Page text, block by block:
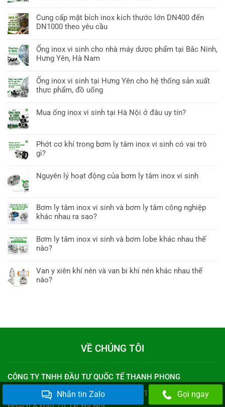
Cung cấp mặt bích inox kích thước lớn DN400 đến
DN1000 theo yêu cầu
Ống inox vi sinh cho nhà máy dược phẩm tại Bắc Ninh,
Hưng Yên, Hà Nam
Ống inox vi sinh tại Hưng Yên cho hệ thống sản xuất
thực phẩm, đồ uống
Mua ống inox vi sinh tại Hà Nội ở đâu uy tín?
Phớt cơ khí trong bơm ly tâm inox vi sinh có vai trò
gì?
Nguyên lý hoạt động của bơm ly tâm inox vi sinh
Bơm ly tâm inox vi sinh và bơm ly tâm công nghiệp
khác nhau ra sao?
Bơm ly tâm inox vi sinh và bơm lobe khác nhau thế
nào?
Van y xiên khí nén và van bi khí nén khác nhau thế
nào?
VỀ CHÚNG TÔI
CÔNG TY TNHH ĐẦU TƯ QUỐC TẾ THANH PHONG
MST: 0109028726 cấp ngày 17/12/2019 cấp bởiSở Kế
Nhắn tin Zalo Gọi ngay